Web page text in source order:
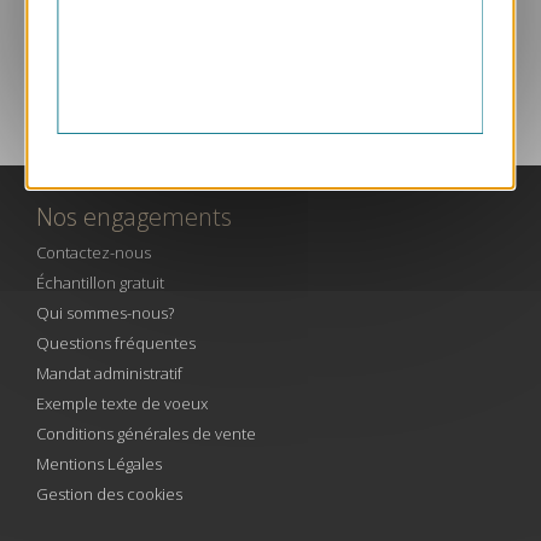
Nos engagements
Contactez-nous
Échantillon gratuit
Qui sommes-nous?
Questions fréquentes
Mandat administratif
Exemple texte de voeux
Conditions générales de vente
Mentions Légales
Gestion des cookies